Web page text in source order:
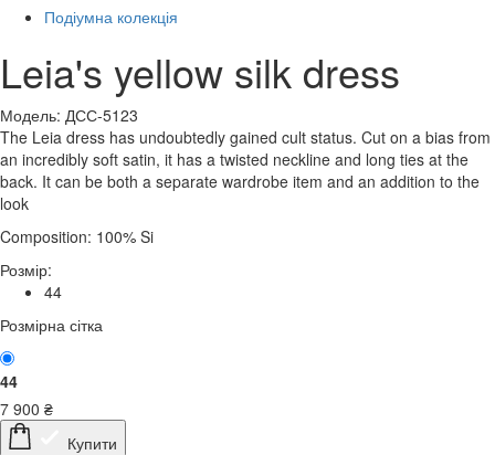
Подіумна колекція
Leia's yellow silk dress
Модель: ДСС-5123
The Leia dress has undoubtedly gained cult status. Cut on a bias from
an incredibly soft satin, it has a twisted neckline and long ties at the
back. It can be both a separate wardrobe item and an addition to the
look
Composition: 100% Si
Розмір:
44
Розмірна сітка
44
7 900 ₴
Купити